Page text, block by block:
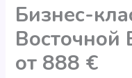
Бизнес-
Восточной
от 888 €